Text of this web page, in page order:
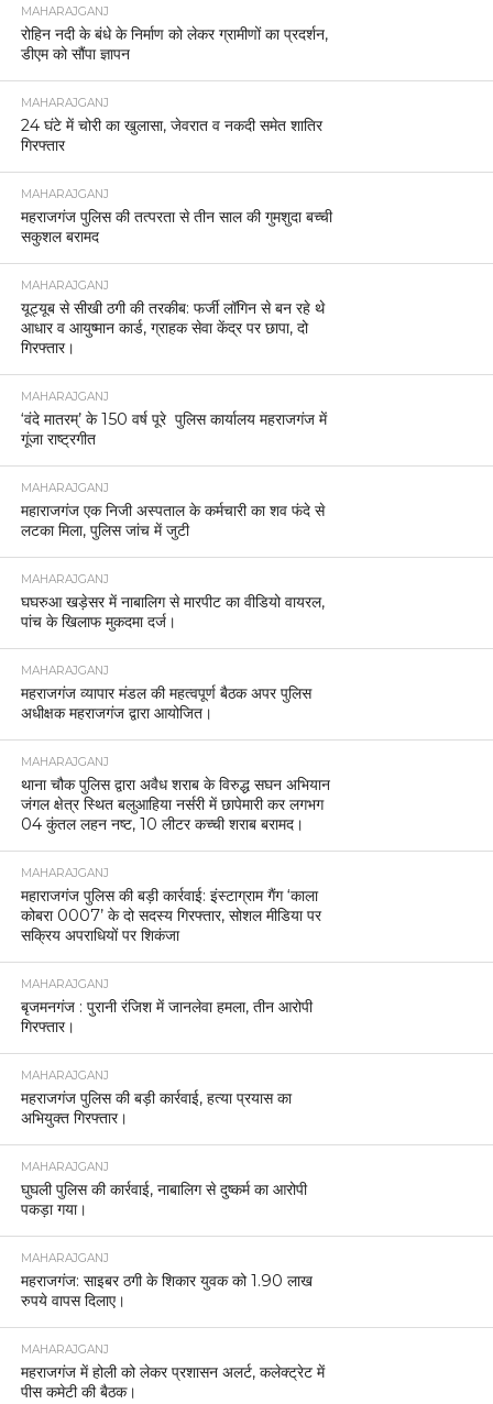
MAHARAJGANJ
रोहिन नदी के बंधे के निर्माण को लेकर ग्रामीणों का प्रदर्शन,
डीएम को सौंपा ज्ञापन
MAHARAJGANJ
24 घंटे में चोरी का खुलासा, जेवरात व नकदी समेत शातिर
गिरफ्तार
MAHARAJGANJ
महराजगंज पुलिस की तत्परता से तीन साल की गुमशुदा बच्ची
सकुशल बरामद
MAHARAJGANJ
यूट्यूब से सीखी ठगी की तरकीब: फर्जी लॉगिन से बन रहे थे
आधार व आयुष्मान कार्ड, ग्राहक सेवा केंद्र पर छापा, दो
गिरफ्तार।
MAHARAJGANJ
‘वंदे मातरम्’ के 150 वर्ष पूरे पुलिस कार्यालय महराजगंज में
गूंजा राष्ट्रगीत
MAHARAJGANJ
महाराजगंज एक निजी अस्पताल के कर्मचारी का शव फंदे से
लटका मिला, पुलिस जांच में जुटी
MAHARAJGANJ
घघरुआ खड़ेसर में नाबालिग से मारपीट का वीडियो वायरल,
पांच के खिलाफ मुकदमा दर्ज।
MAHARAJGANJ
महराजगंज व्यापार मंडल की महत्वपूर्ण बैठक अपर पुलिस
अधीक्षक महराजगंज द्वारा आयोजित।
MAHARAJGANJ
थाना चौक पुलिस द्वारा अवैध शराब के विरुद्ध सघन अभियान
जंगल क्षेत्र स्थित बलुआहिया नर्सरी में छापेमारी कर लगभग
04 कुंतल लहन नष्ट, 10 लीटर कच्ची शराब बरामद।
MAHARAJGANJ
महाराजगंज पुलिस की बड़ी कार्रवाई: इंस्टाग्राम गैंग ‘काला
कोबरा 0007’ के दो सदस्य गिरफ्तार, सोशल मीडिया पर
सक्रिय अपराधियों पर शिकंजा
MAHARAJGANJ
बृजमनगंज : पुरानी रंजिश में जानलेवा हमला, तीन आरोपी
गिरफ्तार।
MAHARAJGANJ
महराजगंज पुलिस की बड़ी कार्रवाई, हत्या प्रयास का
अभियुक्त गिरफ्तार।
MAHARAJGANJ
घुघली पुलिस की कार्रवाई, नाबालिग से दुष्कर्म का आरोपी
पकड़ा गया।
MAHARAJGANJ
महराजगंज: साइबर ठगी के शिकार युवक को 1.90 लाख
रुपये वापस दिलाए।
MAHARAJGANJ
महराजगंज में होली को लेकर प्रशासन अलर्ट, कलेक्ट्रेट में
पीस कमेटी की बैठक।